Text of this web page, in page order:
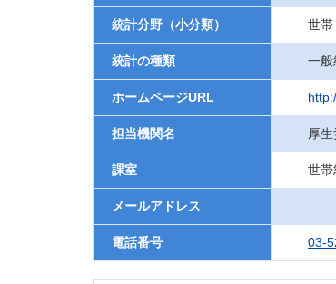
統計分野（小分類） 世帯
統計の種類 一般
ホームページURL
担当機関名 厚
課室 世帯
メールアドレス
電話番号 03-